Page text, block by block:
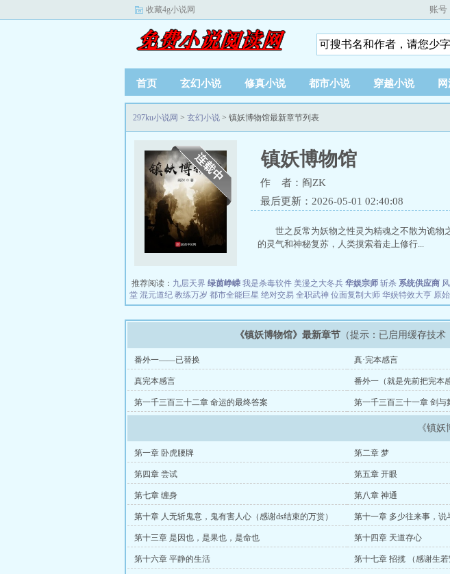
收藏4g小说网 账号
首页 玄幻小说 修真小说 都市小说 穿越小说
297ku小说网 > 玄幻小说 > 镇妖博物馆最新章节列表
镇妖博物馆
作 者：阎ZK
最后更新：2026-05-01 02:40:08
世之反常为妖物之性灵为精魂之不散为诡物
的灵气和神秘复苏，人类摸索着走上修行...
推荐阅读： 九层天界 绿茵峥嵘 我是杀毒软件 美漫之大冬兵 华娱宗师 斩杀 系统供应商
堂 混元道纪 教练万岁 都市全能巨星 绝对交易 全职武神 位面复制大师 华娱特效大亨 原
《镇妖博物馆》最新章节 （提示：已启用缓存技
番外一——已替换 真·完本感言
真完本感言
番外一（就是先前把完本
成番外了）
第一千三百三十二章 命运的最终答案 第一千三百三十一章 剑与
《镇
第一章 卧虎腰牌 第二章 梦
第四章 尝试 第五章 开眼
第七章 缠身 第八章 神通
第十章 人无斩鬼意，鬼有害人心（感谢ds结束的万赏） 第十一章 多少往来事，说
第十三章 是因也，是果也，是命也 第十四章 天道存心
第十六章 平静的生活 第十七章 招揽 （感谢生若